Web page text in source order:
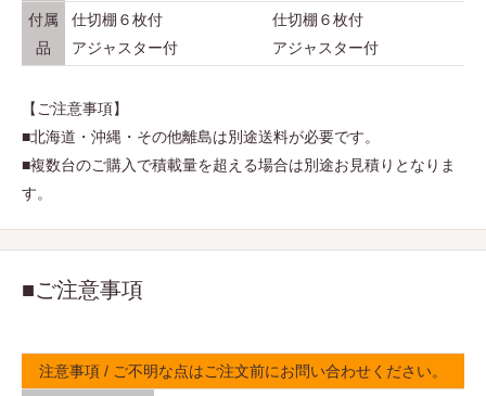
付属
品
仕切棚６枚付
アジャスター付
仕切棚６枚付
アジャスター付
【ご注意事項】
■北海道・沖縄・その他離島は別途送料が必要です。
■複数台のご購入で積載量を超える場合は別途お見積りとなりま
す。
■ご注意事項
注意事項 / ご不明な点はご注文前にお問い合わせください。